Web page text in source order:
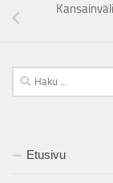
Haku:
Etusivu